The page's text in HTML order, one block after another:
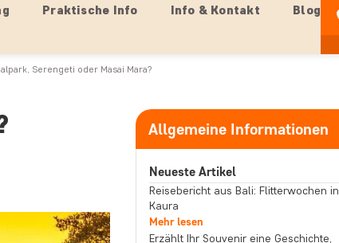
Praktische Info Info & Kontakt Blog
Serengeti oder Masai Mara?
Allgemeine Informationen
Neueste Artikel
Reisebericht aus Bali: Flitterwochen in
Kaura
Mehr lesen
Erzählt Ihr Souvenir eine Geschichte,